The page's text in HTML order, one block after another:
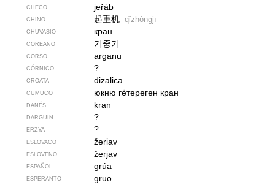
CHECO jeřáb
CHINO 起重机 qǐzhòngjī
CHUVASIO кран
COREANO 기중기
CORSO arganu
CÓRNICO ?
CROATA dizalica
CUMUCO юкню гётереген кран
DANÉS kran
DARGUIN ?
ERZYA ?
ESLOVACO žeriav
ESLOVENO žerjav
ESPAÑOL grúa
ESPERANTO gruo